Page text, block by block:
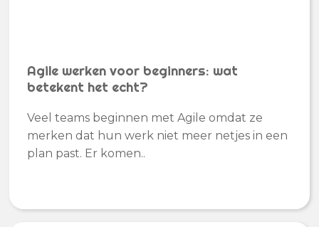
Agile werken voor beginners: wat
betekent het echt?
Veel teams beginnen met Agile omdat ze
merken dat hun werk niet meer netjes in een
plan past. Er komen..